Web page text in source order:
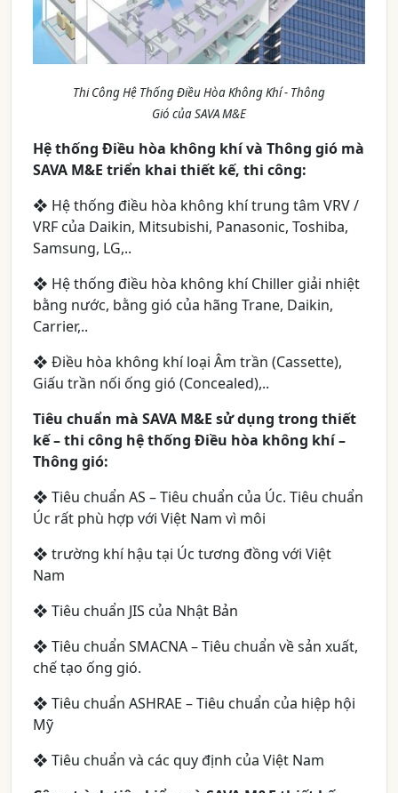
Thi Công Hệ Thống Điều Hòa Không Khí - Thông
Gió của SAVA M&E
Hệ thống Điều hòa không khí và Thông gió mà
SAVA M&E triển khai thiết kế, thi công:
❖ Hệ thống điều hòa không khí trung tâm VRV /
VRF của Daikin, Mitsubishi, Panasonic, Toshiba,
Samsung, LG,..
❖ Hệ thống điều hòa không khí Chiller giải nhiệt
bằng nước, bằng gió của hãng Trane, Daikin,
Carrier,..
❖ Điều hòa không khí loại Âm trần (Cassette),
Giấu trần nối ống gió (Concealed),..
Tiêu chuẩn mà SAVA M&E sử dụng trong thiết
kế – thi công hệ thống Điều hòa không khí –
Thông gió:
❖ Tiêu chuẩn AS – Tiêu chuẩn của Úc. Tiêu chuẩn
Úc rất phù hợp với Việt Nam vì môi
❖ trường khí hậu tại Úc tương đồng với Việt
Nam
❖ Tiêu chuẩn JIS của Nhật Bản
❖ Tiêu chuẩn SMACNA – Tiêu chuẩn về sản xuất,
chế tạo ống gió.
❖ Tiêu chuẩn ASHRAE – Tiêu chuẩn của hiệp hội
Mỹ
❖ Tiêu chuẩn và các quy định của Việt Nam